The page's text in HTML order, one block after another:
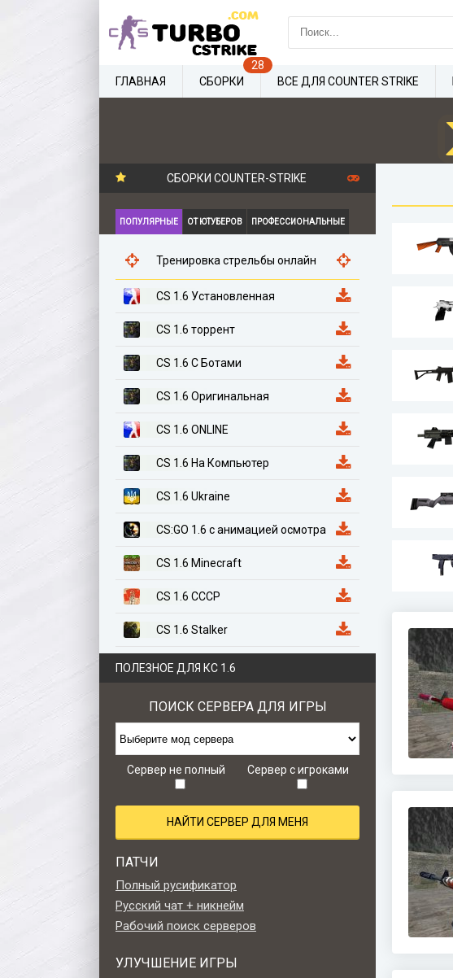
СБОРКИ COUNTER-STRIKE
ПОПУЛЯРНЫЕ ОТ ЮТУБЕРОВ ПРОФЕССИОНАЛЬНЫЕ
Тренировка стрельбы онлайн
CS 1.6 Установленная
CS 1.6 торрент
CS 1.6 С Ботами
CS 1.6 Оригинальная
CS 1.6 ONLINE
CS 1.6 На Компьютер
CS 1.6 Ukraine
CS:GO 1.6 с анимацией осмотра
CS 1.6 Minecraft
CS 1.6 СССР
CS 1.6 Stalker
CS 1.6 Казахстан
CS 1.6 Retro edition
ПОЛЕЗНОЕ ДЛЯ КС 1.6
ПОИСК СЕРВЕРА ДЛЯ ИГРЫ
Сервер не полный Сервер с игроками
НАЙТИ СЕРВЕР ДЛЯ МЕНЯ
ПАТЧИ
Полный русификатор
Русский чат + никнейм
Рабочий поиск серверов
УЛУЧШЕНИЕ ИГРЫ
ГЛАВНАЯ СБОРКИ ВСЕ ДЛЯ COUNTER STRIKE